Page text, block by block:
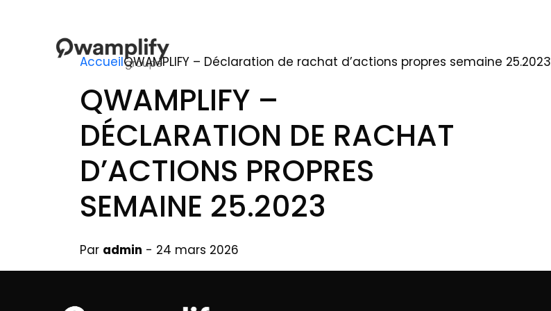
AccueilQWAMPLIFY – Déclaration de rachat d’actions propres semaine 25.2023
QWAMPLIFY –
DÉCLARATION DE RACHAT
D’ACTIONS PROPRES
SEMAINE 25.2023
Par admin - 24 mars 2026